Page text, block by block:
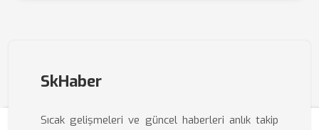
SkHaber
Sıcak gelişmeleri ve güncel haberleri anlık takip